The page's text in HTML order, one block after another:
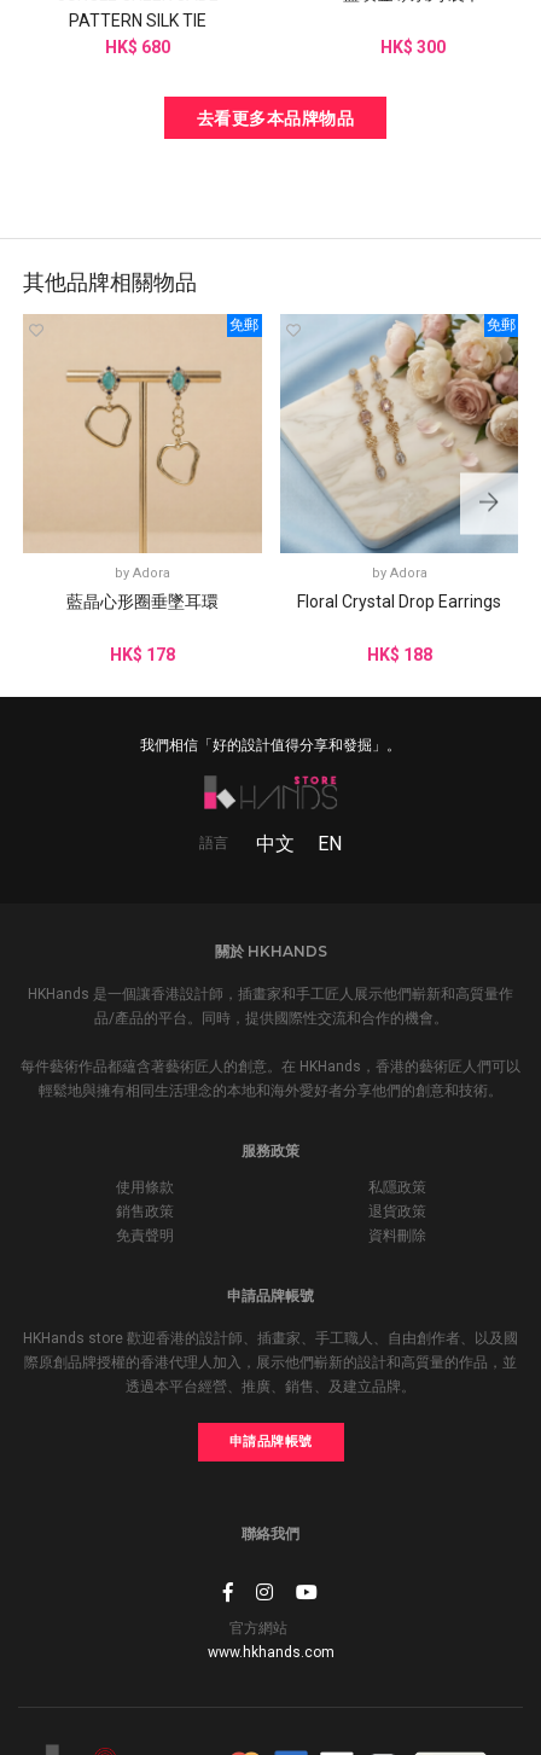
PATTERN SILK TIE
HK$ 680
HK$ 300
去看更多本品牌物品
其他品牌相關物品
免郵
by Adora
藍晶心形圈垂墜耳環
HK$ 178
免郵
by Adora
Floral Crystal Drop Earrings
HK$ 188
我們相信「好的設計值得分享和發掘」。
語言 中文 EN
關於 HKHANDS
HKHands 是一個讓香港設計師，插畫家和手工匠人展示他們嶄新和高質量作
品/產品的平台。同時，提供國際性交流和合作的機會。
每件藝術作品都蘊含著藝術匠人的創意。在 HKHands，香港的藝術匠人們可以
輕鬆地與擁有相同生活理念的本地和海外愛好者分享他們的創意和技術。
服務政策
使用條款
私隱政策
銷售政策
退貨政策
免責聲明
資料刪除
申請品牌帳號
HKHands store 歡迎香港的設計師、插畫家、手工職人、自由創作者、以及國
際原創品牌授權的香港代理人加入，展示他們嶄新的設計和高質量的作品，並
透過本平台經營、推廣、銷售、及建立品牌。
申請品牌帳號
聯絡我們
官方網站
www.hkhands.com